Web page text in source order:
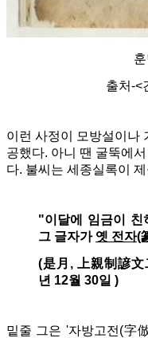
출처-<
이런 사정이 모방설이나
공했다. 아니 땐 굴뚝에
다. 불씨는 세종실록이
"이달에 임금이
그 글자가 옛 전자(
(是月, 上親制諺
년 12월 30일 )
밑줄 그은 '자방고전(字